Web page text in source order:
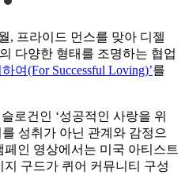
, 프라이드 먼스를 맞아 디젤
다양한 형태를 조명하는 협업
여(For Successful Loving)’를
로건인 ‘성공적인 사랑을 위
성취가 아닌 관계와 감정으
인 영상에서는 미국 아티스트
구드가 퀴어 커뮤니티 구성